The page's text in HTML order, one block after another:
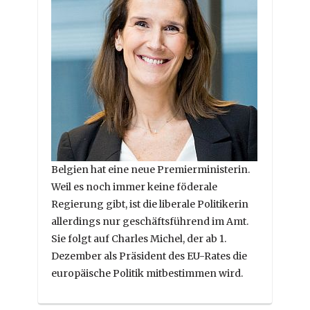
Belgien hat eine neue Premierministerin.
Weil es noch immer keine föderale
Regierung gibt, ist die liberale Politikerin
allerdings nur geschäftsführend im Amt.
Sie folgt auf Charles Michel, der ab 1.
Dezember als Präsident des EU-Rates die
europäische Politik mitbestimmen wird.